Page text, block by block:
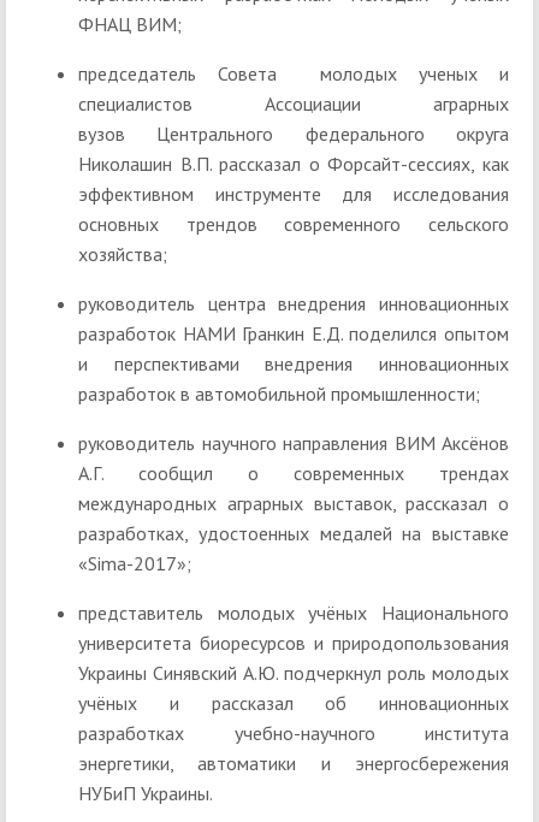
ФНАЦ ВИМ;
председатель Совета молодых ученых и
специалистов Ассоциации аграрных
вузов Центрального федерального округа
Николашин В.П. рассказал о Форсайт-сессиях, как
эффективном инструменте для исследования
основных трендов современного сельского
хозяйства;
руководитель центра внедрения инновационных
разработок НАМИ Гранкин Е.Д. поделился опытом
и перспективами внедрения инновационных
разработок в автомобильной промышленности;
руководитель научного направления ВИМ Аксёнов
А.Г. сообщил о современных трендах
международных аграрных выставок, рассказал о
разработках, удостоенных медалей на выставке
«Sima-2017»;
представитель молодых учёных Национального
университета биоресурсов и природопользования
Украины Синявский А.Ю. подчеркнул роль молодых
учёных и рассказал об инновационных
разработках учебно-научного института
энергетики, автоматики и энергосбережения
НУБиП Украины.